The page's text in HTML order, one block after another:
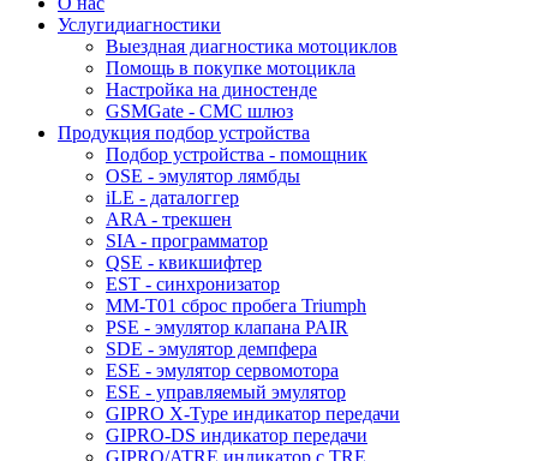
Услугидиагностики
Выездная диагностика мотоциклов
Помощь в покупке мотоцикла
Настройка на диностенде
GSMGate - СМС шлюз
Продукция подбор устройства
Подбор устройства - помощник
OSE - эмулятор лямбды
iLE - даталоггер
ARA - трекшен
SIA - программатор
QSE - квикшифтер
EST - синхронизатор
MM-T01 сброс пробега Triumph
PSE - эмулятор клапана PAIR
SDE - эмулятор демпфера
ESE - эмулятор сервомотора
ESE - управляемый эмулятор
GIPRO X-Type индикатор передачи
GIPRO-DS индикатор передачи
GIPRO/ATRE индикатор с TRE